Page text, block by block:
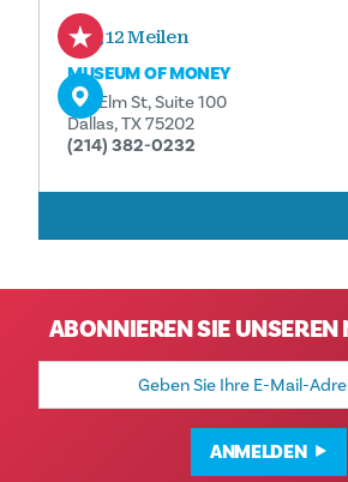
0,12 Meilen
MUSEUM OF MONEY
501 Elm St, Suite 100
Dallas, TX 75202
(214) 382-0232
ABONNIEREN SIE UNSEREN
E-
Adresse
ANMELDEN